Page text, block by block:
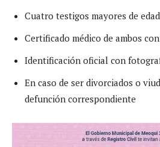
Cuatro testigos mayores de edad
Certificado médico de ambos
Identificación oficial con
En caso de ser divorciados o
defunción correspondiente